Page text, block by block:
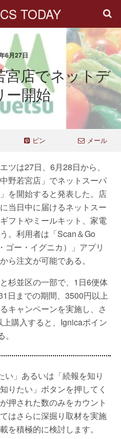
TODAY
6月27日
店でネットデ
ー開始
ピン メール
ツは27日、6月28日から、
野若宮店」でネットスーパ
を開始すると発表した。店
当日中に届けるネットスー
フトやミールキット、家電
。利用者は「Scan＆Go
ゴー・イグニカ）」アプリ
ら注文が可能である。
杉並区の一部で、1日6便体
日までの期間、3500円以上
キャンペーンを実施し、さ
購入すると、Ignicaポイン
」あるいは「続報を知り
りたい」ボタンを押してく
押された数のみをカウント
はさらに深掘り取材を実施
を積極的に検討します。